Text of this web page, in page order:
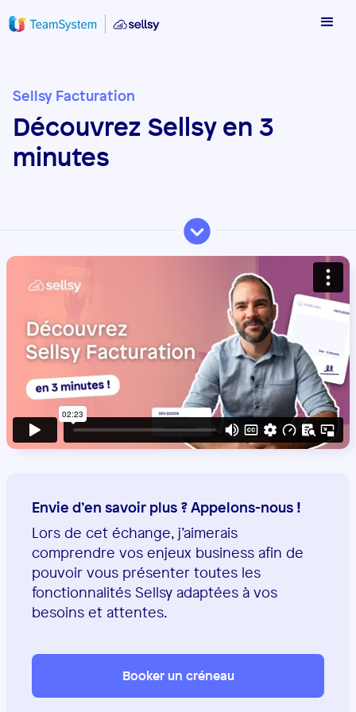
Sellsy Facturation
Découvrez Sellsy en 3
minutes
Envie d’en savoir plus ? Appelons-nous !
Lors de cet échange, j’aimerais
comprendre vos enjeux business afin de
pouvoir vous présenter toutes les
fonctionnalités Sellsy adaptées à vos
besoins et attentes.
Booker un créneau